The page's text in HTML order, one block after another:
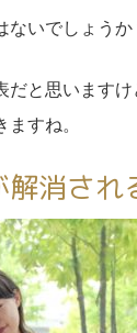
ないでしょうか
と思いますけ
すね。
消され